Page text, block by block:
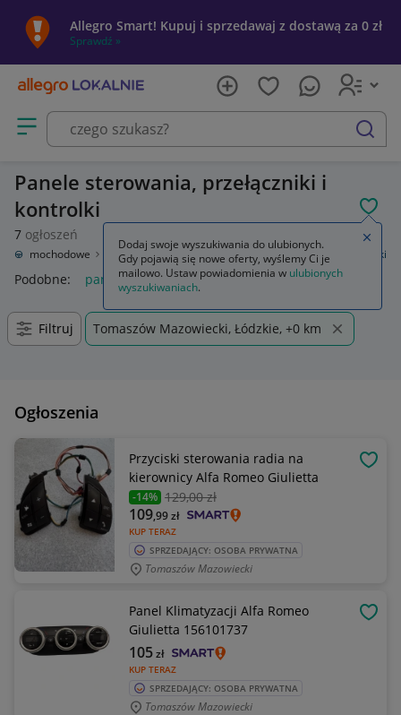
Allegro Smart! Kupuj i sprzedawaj z dostawą za 0 zł
Sprawdź »
Otwórz menu z kategoriami
szukaj
Panele sterowania, przełączniki i
kontrolki
7 ogłoszeń
samochodowe Wyposażenie wnętrza Panele sterowania, przełączniki
Podobne: panele sterowania przełączniki
Filtruj Tomaszów Mazowiecki, Łódzkie, +0 km
Ogłoszenia
Przyciski sterowania radia na
kierownicy Alfa Romeo Giulietta
-14% 129,00 zł
KUP TERAZ
109,99zł
SPRZEDAJĄCY: OSOBA PRYWATNA
Tomaszów Mazowiecki
Panel Klimatyzacji Alfa Romeo
Giulietta 156101737
KUP TERAZ
105zł
SPRZEDAJĄCY: OSOBA PRYWATNA
Tomaszów Mazowiecki
Dodaj swoje wyszukiwania do ulubionych.
Gdy pojawią się nowe oferty, wyślemy Ci je
mailowo. Ustaw powiadomienia w ulubionych
wyszukiwaniach.